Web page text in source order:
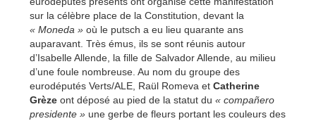
sur la célèbre place de la Constitution, devant la
« Moneda » où le putsch a eu lieu quarante ans
auparavant. Très émus, ils se sont réunis autour
d’Isabelle Allende, la fille de Salvador Allende, au milieu
d’une foule nombreuse. Au nom du groupe des
eurodéputés Verts/ALE, Raül Romeva et Catherine
Grèze ont déposé au pied de la statut du « compañero
presidente » une gerbe de fleurs portant les couleurs des